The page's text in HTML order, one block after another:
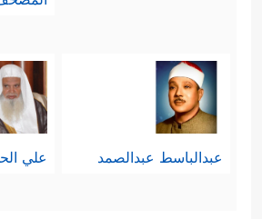
عبدالباسط عبدالصمد علي